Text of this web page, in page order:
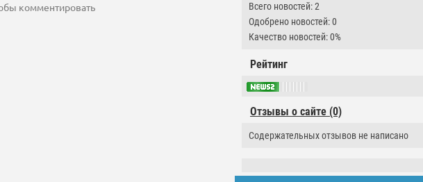
Всего новостей: 2
Одобрено новостей: 0
Качество новостей: 0%
Рейтинг
Отзывы о сайте (0)
Содержательных отзывов не написано
комментировать